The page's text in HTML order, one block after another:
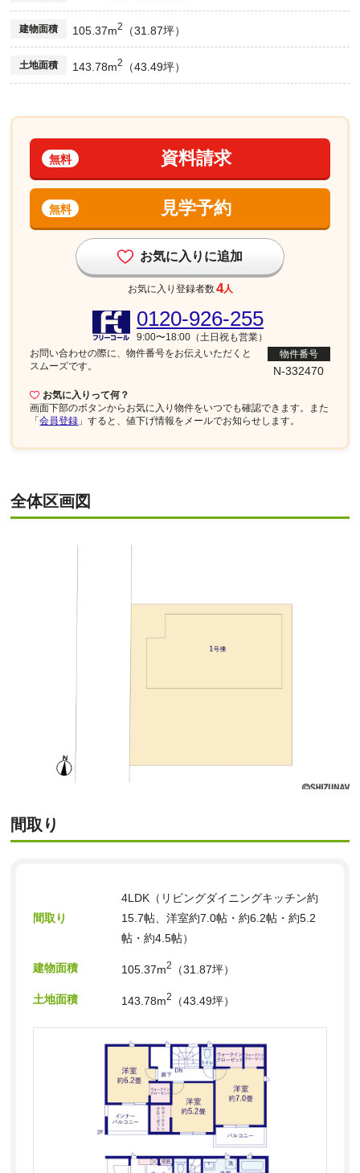
建物面積 105.37m2 （31.87坪）
土地面積 143.78m2 （43.49坪）
資料請求
無料
見学予約
無料
お気に入りに追加
お気に入り登録者数4人
お気に入りって何？
画面下部のボタンからお気に入り物件をいつでも確認できます。また
「会員登録 」すると、値下げ情報をメールでお知らせします。
0120-926-255
9:00〜18:00（土日祝も営業）
お問い合わせの際に、物件番号をお伝えいただくと
スムーズです。
物件番号
N-332470
全体区画図
間取り
間取り
4LDK（リビングダイニングキッチン約
15.7帖、洋室約7.0帖・約6.2帖・約5.2
帖・約4.5帖）
建物面積 105.37m2 （31.87坪）
土地面積 143.78m2 （43.49坪）